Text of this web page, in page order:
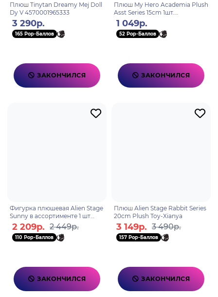
Плюш Tinytan Dreamy Mej Doll
Dy V 4570001965333
3 290р.
165 Pop-Баллов
ЗАКОНЧИЛСЯ
Плюш My Hero Academia Plush
Asst Series 15cm 1шт.
4983164173543
1 049р.
52 Pop-Баллов
ЗАКОНЧИЛСЯ
Фигурка плюшевая Alien Stage
Sunny в ассортименте 1 шт
blind box 6972797300318
2 209р. 2 449р.
110 Pop-Баллов
ЗАКОНЧИЛСЯ
Плюш Alien Stage Rabbit Series
20cm Plush Toy-Xianya
3 149р. 3 490р.
157 Pop-Баллов
ЗАКОНЧИЛСЯ